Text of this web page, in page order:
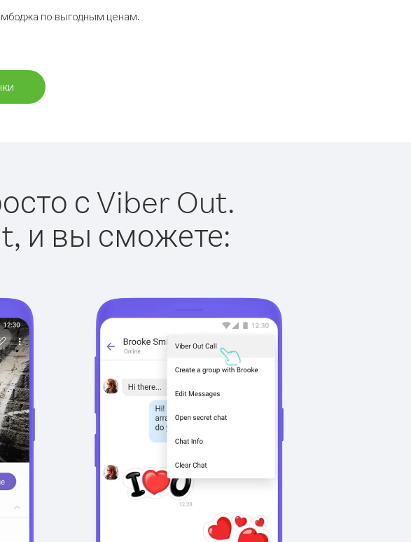
по выгодным ценам.
с Viber Out.
и вы сможете: